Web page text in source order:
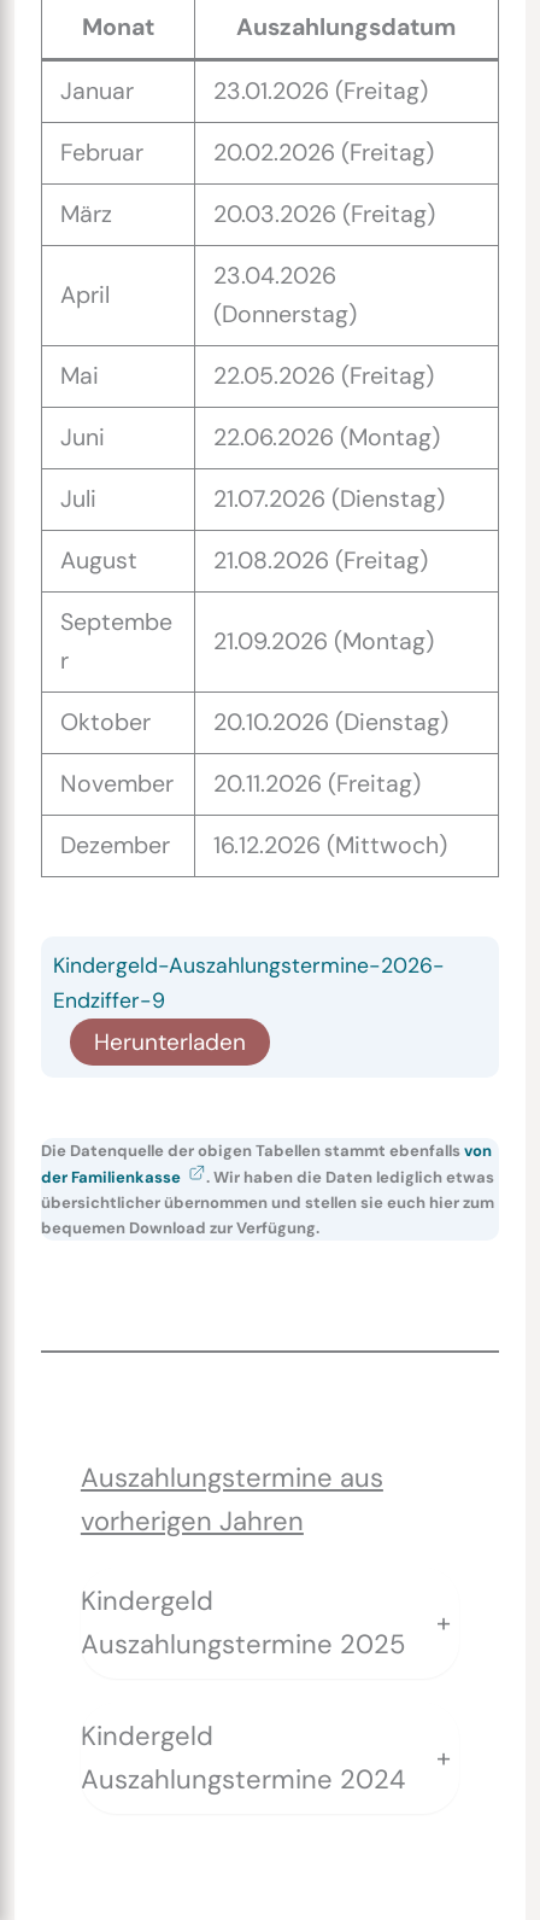
Monat Auszahlungsdatum
Januar 23.01.2026 (Freitag)
Februar 20.02.2026 (Freitag)
März 20.03.2026 (Freitag)
April
23.04.2026
(Donnerstag)
Mai 22.05.2026 (Freitag)
Juni 22.06.2026 (Montag)
Juli 21.07.2026 (Dienstag)
August 21.08.2026 (Freitag)
Septembe
r
21.09.2026 (Montag)
Oktober 20.10.2026 (Dienstag)
November 20.11.2026 (Freitag)
Dezember 16.12.2026 (Mittwoch)
Kindergeld-Auszahlungstermine-2026-
Endziffer-9
Herunterladen
Die Datenquelle der obigen Tabellen stammt ebenfalls von
der Familienkasse
. Wir haben die Daten lediglich etwas
übersichtlicher übernommen und stellen sie euch hier zum
bequemen Download zur Verfügung.
Auszahlungstermine aus
vorherigen Jahren
Kindergeld
Auszahlungstermine 2025
+
Kindergeld
Auszahlungstermine 2024
+